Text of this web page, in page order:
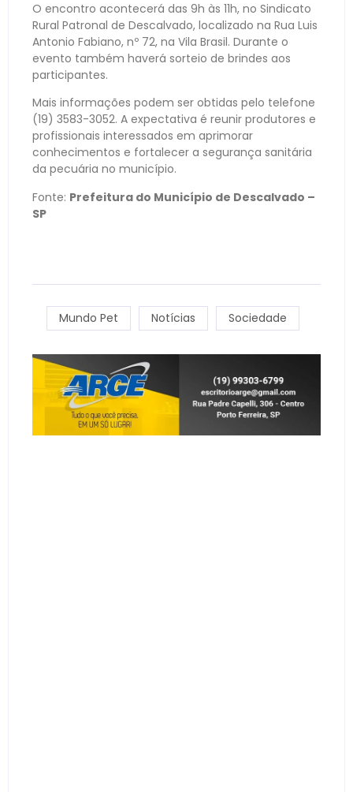
O encontro acontecerá das 9h às 11h, no Sindicato
Rural Patronal de Descalvado, localizado na Rua Luis
Antonio Fabiano, nº 72, na Vila Brasil. Durante o
evento também haverá sorteio de brindes aos
participantes.
Mais informações podem ser obtidas pelo telefone
(19) 3583-3052. A expectativa é reunir produtores e
profissionais interessados em aprimorar
conhecimentos e fortalecer a segurança sanitária
da pecuária no município.
Fonte: Prefeitura do Município de Descalvado –
SP
Mundo Pet Notícias Sociedade